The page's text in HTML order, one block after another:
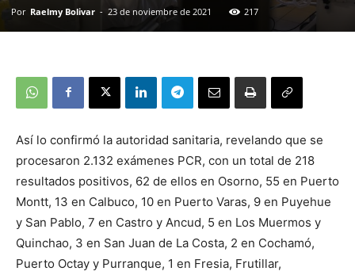
Por Raelmy Bolivar - 23 de noviembre de 2021 217
Así lo confirmó la autoridad sanitaria, revelando que se
procesaron 2.132 exámenes PCR, con un total de 218
resultados positivos, 62 de ellos en Osorno, 55 en Puerto
Montt, 13 en Calbuco, 10 en Puerto Varas, 9 en Puyehue
y San Pablo, 7 en Castro y Ancud, 5 en Los Muermos y
Quinchao, 3 en San Juan de La Costa, 2 en Cochamó,
Puerto Octay y Purranque, 1 en Fresia, Frutillar,